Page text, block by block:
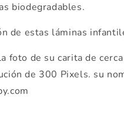
biodegradables.
de estas láminas
foto de su carita de
de 300 Pixels. su